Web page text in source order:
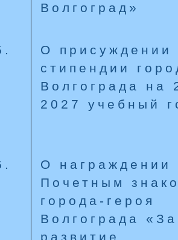
Волгоград»
О присуждении
стипендии
Волгограда на
2027 учебный
О награждении
Почетным
города-героя
Волгограда «За
развитие